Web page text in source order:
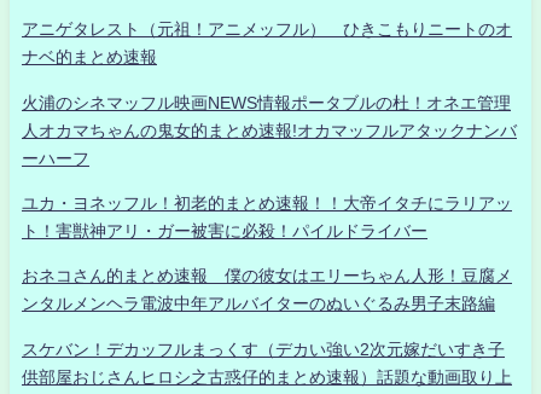
アニゲタレスト（元祖！アニメッフル） ひきこもりニートのオ
ナベ的まとめ速報
火浦のシネマッフル映画NEWS情報ポータブルの杜！オネエ管理
人オカマちゃんの鬼女的まとめ速報!オカマッフルアタックナンバ
ーハーフ
ユカ・ヨネッフル！初老的まとめ速報！！大帝イタチにラリアッ
ト！害獣神アリ・ガー被害に必殺！パイルドライバー
おネコさん的まとめ速報 僕の彼女はエリーちゃん人形！豆腐メ
ンタルメンヘラ電波中年アルバイターのぬいぐるみ男子末路編
スケバン！デカッフルまっくす（デカい強い2次元嫁だいすき子
供部屋おじさんヒロシ之古惑仔的まとめ速報）話題な動画取り上